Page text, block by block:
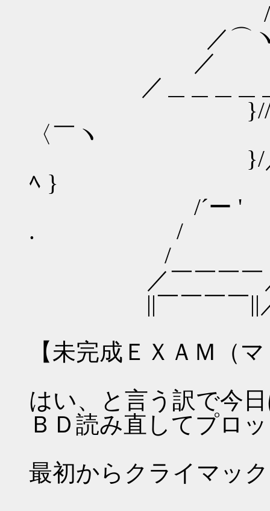
/
／⌒ヽ
／ ´ ＼:::::
／＿＿＿＿＿
}///／／:::::
〈￣ヽ
}/／／
ﾍ }
/´ー ' 〈
. / ヽ/〉
/ 〈/
／￣￣￣￣／|
||￣￣￣￣||／|
【未完成ＥＸＡＭ（
はい、と言う訳で今
ＢＤ読み直してプロ
最初からクライマッ